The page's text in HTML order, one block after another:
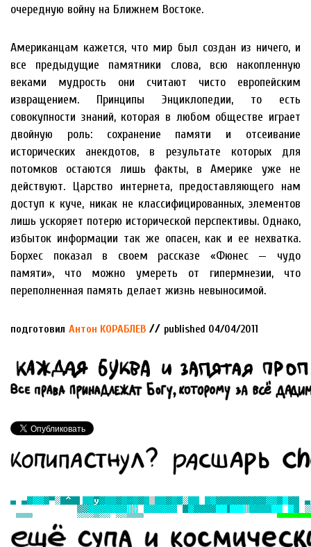
очередную войну на Ближнем Востоке.
Американцам кажется, что мир был создан из ничего, и
все предыдущие памятники слова, всю накопленную
веками мудрость они считают чисто европейским
извращением. Принципы Энциклопедии, то есть
совокупности знаний, которая в любом обществе играет
двойную роль: сохранение памяти и отсеивание
исторических анекдотов, в результате которых для
потомков остаются лишь факты, в Америке уже не
действуют. Царство интернета, предоставляющего нам
доступ к куче, никак не классифицированных, элементов
лишь ускоряет потерю исторической перспективы. Однако,
избыток информации так же опасен, как и ее нехватка.
Борхес показал в своем рассказе «Фюнес — чудо
памяти», что можно умереть от гипермнезии, что
переполненная память делает жизнь невыносимой.
подготовил Антон КОРАБЛЕВ // published 04/04/2011